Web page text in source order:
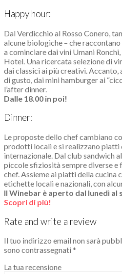
Happy hour:
Dal Verdicchio al Rosso Conero,
alcune biologiche – che
a cominciare dai vini Umani
Hotel. Una ricercata selezione di
dai classici ai più creativi.
di gusto, dai mini hamburger ai
l’after dinner.
Dalle 18.00 in poi!
Dinner:
Le proposte dello chef cambiano
prodotti locali e si realizzano piatti
internazionale. Dal club sandwich
piccole sfiziosità sempre diverse
chef. Assieme ai piatti della cucina
etichette locali e nazionali, con
Il Winebar è aperto dal lunedì al
Scopri di più!
Rate and write a review
Il tuo indirizzo email non sarà
sono contrassegnati *
La tua recensione